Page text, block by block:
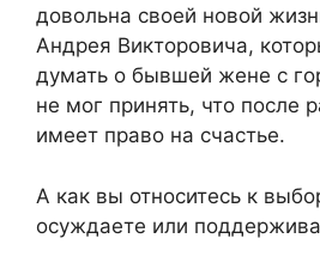
довольна своей новой
Андрея Викторовича,
думать о бывшей жене с
не мог принять, что после
имеет право на счастье.
А как вы относитесь к
осуждаете или